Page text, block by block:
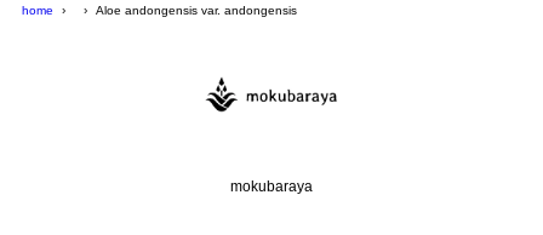
home Aloe andongensis var. andongensis
mokubaraya